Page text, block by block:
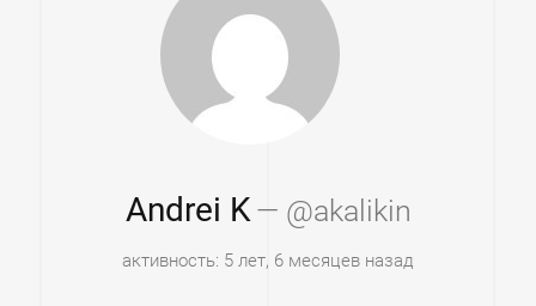
Andrei K— @akalikin
активность: 5 лет, 6 месяцев назад